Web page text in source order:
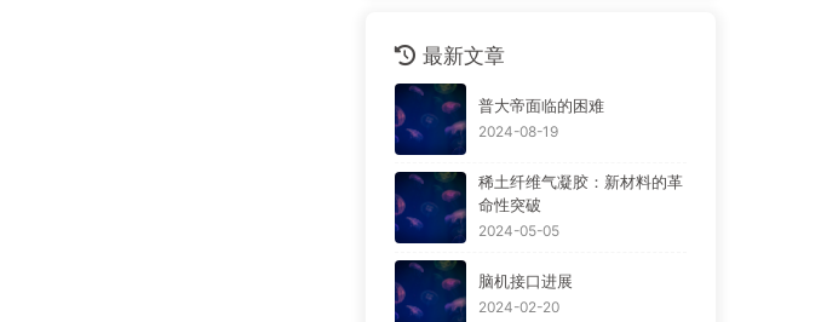
最新文章
普大帝面临的困难
2024-08-19
稀土纤维气凝胶：新材料的革
命性突破
2024-05-05
脑机接口进展
2024-02-20